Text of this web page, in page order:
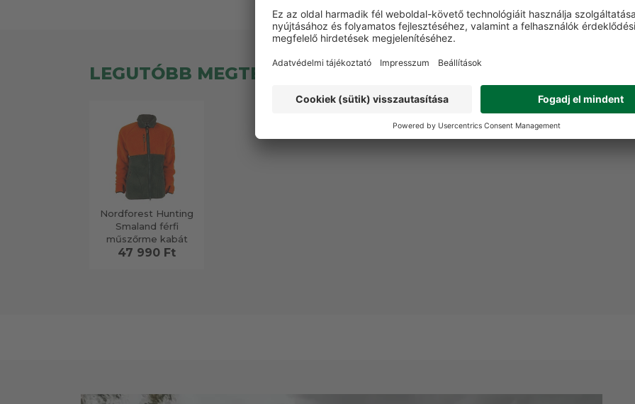
LEGUTÓBB MEGTEKINTETT
Nordforest Hunting
Smaland férfi
műszőrme kabát
47 990 Ft